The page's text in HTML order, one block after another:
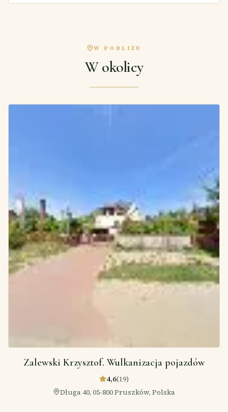
W POBLIŻU
W okolicy
Zalewski Krzysztof. Wulkanizacja pojazdów
4,6(19)
Długa 40, 05-800 Pruszków, Polska